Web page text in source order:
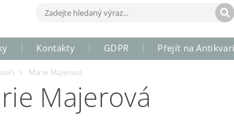
Kontakty GDPR Přejít na
Marie Majerová
Majerová